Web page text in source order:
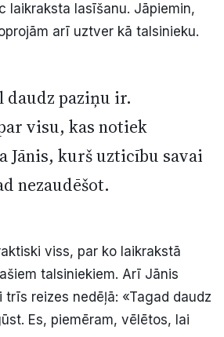
laikraksta lasīšanu. Jāpiemin,
arī uztver kā talsinieku.
daudz paziņu ir.
visu, kas notiek
Jānis, kurš uzticību savai
nezaudēšot.
viss, par ko laikrakstā
talsiniekiem. Arī Jānis
reizes nedēļā: «Tagad daudz
Es, piemēram, vēlētos, lai